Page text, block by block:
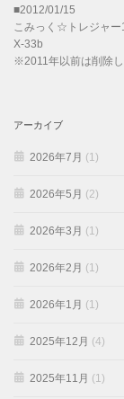
■2012/01/15
こみっく☆トレジャー
X-33b
※2011年以前は削除し
アーカイブ
2026年7月 (1)
2026年5月 (2)
2026年3月 (1)
2026年2月 (1)
2026年1月 (1)
2025年12月 (4)
2025年11月 (1)